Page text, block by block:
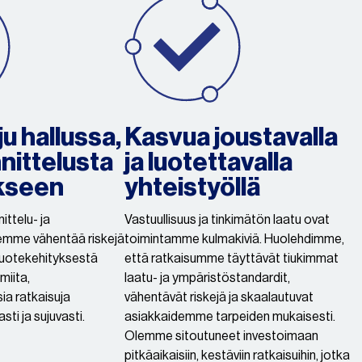
hallussa,
ja
vähentää riskejä
ratkaisuja
ja sujuvasti.
Kasvua joustavalla
ja luotettavalla
yhteistyöllä
Vastuullisuus ja tinkimätön laatu ovat
toimintamme kulmakiviä. Huolehdimme,
että ratkaisumme täyttävät tiukimmat
laatu- ja ympäristöstandardit,
vähentävät riskejä ja skaalautuvat
asiakkaidemme tarpeiden mukaisesti.
Olemme sitoutuneet investoimaan
pitkäaikaisiin, kestäviin ratkaisuihin, jotka